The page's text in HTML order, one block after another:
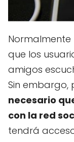
que los
amigos
Sin embargo,
necesario
con la red
tendrá